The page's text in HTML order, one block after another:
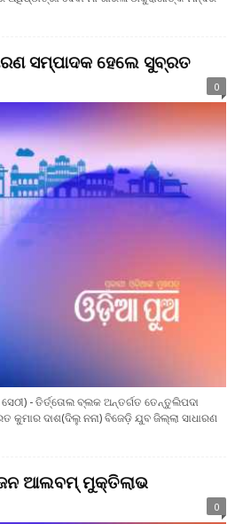
ସମ୍ପାଦକ ହେଲେ ସୁବ୍ରତ
0
- ତିର୍ତ୍ତୋଲ ବ୍ଲକ ଅନ୍ତର୍ଗତ ତେନ୍ତୁଲିପଦା
କୁମାର ଦାଶ(ଦିଲୁ ନନା) ବିଜେଡ଼ି ଯୁବ ଜିଲ୍ଲା ସାଧାରଣ
ଆଲବମ୍ ମୁକ୍ତିଲାଭ
0